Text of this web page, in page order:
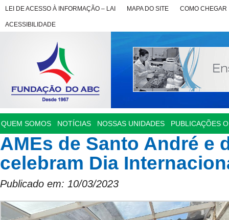
LEI DE ACESSO À INFORMAÇÃO – LAI MAPA DO SITE COMO CHEGAR
ACESSIBILIDADE
QUEM SOMOS NOTÍCIAS NOSSAS UNIDADES PUBLICAÇÕES
AMEs de Santo André e
celebram Dia
Publicado em: 10/03/2023